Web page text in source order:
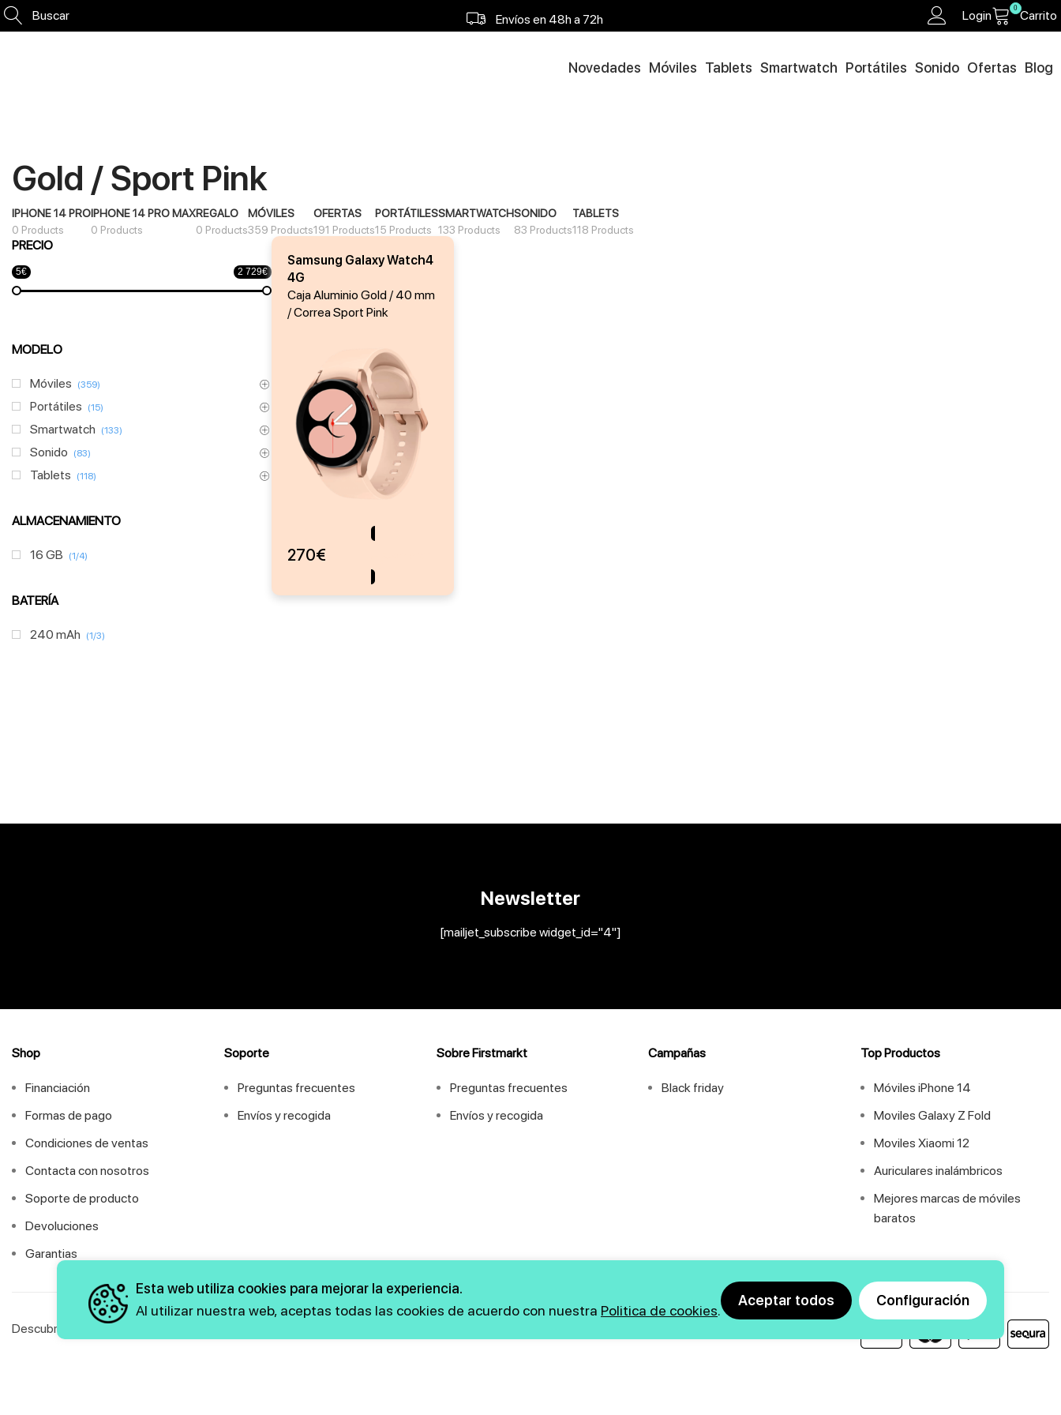
Buscar
Envíos en 48h a 72h
Envío gratis a partir 120€
Login 0 Carrito
Novedades Móviles Tablets Smartwatch Portátiles Sonido Ofertas Blog
Gold / Sport Pink
IPHONE 14 PRO
0 Products
IPHONE 14 PRO MAX
0 Products
REGALO
0 Products
MÓVILES
359 Products
OFERTAS
191 Products
PORTÁTILES
15 Products
SMARTWATCH
133 Products
SONIDO
83 Products
TABLETS
118 Products
PRECIO
5€ 2 729€
MODELO
Móviles (359)
Portátiles (15)
Smartwatch (133)
Sonido (83)
Tablets (118)
ALMACENAMIENTO
16 GB (1/4)
BATERÍA
240 mAh (1/3)
Samsung Galaxy Watch4
4G
Caja Aluminio Gold / 40 mm
/ Correa Sport Pink
270€
Newsletter
[mailjet_subscribe widget_id="4"]
Shop
Financiación
Formas de pago
Condiciones de ventas
Contacta con nosotros
Soporte de producto
Devoluciones
Garantias
Soporte
Preguntas frecuentes
Envíos y recogida
Sobre Firstmarkt
Preguntas frecuentes
Envíos y recogida
Campañas
Black friday
Top Productos
Móviles iPhone 14
Moviles Galaxy Z Fold
Moviles Xiaomi 12
Auriculares inalámbricos
Mejores marcas de móviles
baratos
Descubre las novedades y ofertas
Esta web utiliza cookies para mejorar la experiencia.
Al utilizar nuestra web, aceptas todas las cookies de acuerdo con nuestra Politica de cookies.
Aceptar todos Configuración